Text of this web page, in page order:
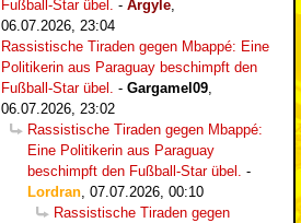
Fußball-Star übel. - Argyle,
06.07.2026, 23:04
Rassistische Tiraden gegen Mbappé: Eine
Politikerin aus Paraguay beschimpft den
Fußball-Star übel. - Gargamel09,
06.07.2026, 23:02
Rassistische Tiraden gegen Mbappé:
Eine Politikerin aus Paraguay
beschimpft den Fußball-Star übel. -
Lordran, 07.07.2026, 00:10
Rassistische Tiraden gegen